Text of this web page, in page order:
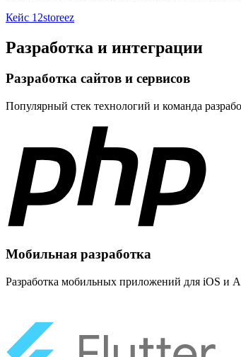
Кейс 12storeez
Разработка и интеграции
Разработка сайтов и сервисов
Популярный стек технологий и команда
Мобильная разработка
Разработка мобильных приложений для iOS и